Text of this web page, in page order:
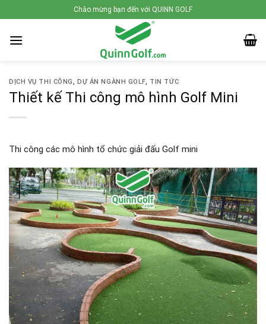
to
content
Chào mừng bạn đến với QUINN GOLF
DỊCH VỤ THI CÔNG,DỰ ÁN NGÀNH GOLF, TIN TỨC
Thiết kế Thi công mô hình Golf Mini
Thi công các mô hình tổ chức giải đấu Golf mini